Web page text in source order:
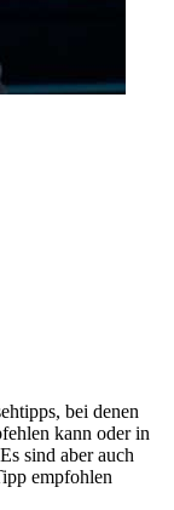
bei denen
kann oder in
sind aber auch
empfohlen